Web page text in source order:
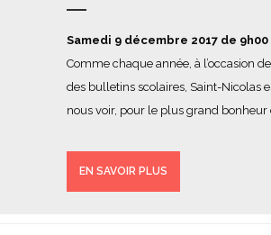
Samedi 9 décembre 2017 de 9h00
Comme chaque année, à l’occasion
des bulletins scolaires, Saint-Nicolas
nous voir, pour le plus grand bonheur
EN SAVOIR PLUS